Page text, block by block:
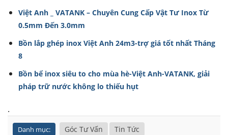
Việt Anh _ VATANK – Chuyên Cung Cấp Vật Tư Inox Từ
0.5mm Đến 3.0mm
Bồn lắp ghép inox Việt Anh 24m3-trợ giá tốt nhất Tháng
8
Bồn bể inox siêu to cho mùa hè-Việt Anh-VATANK, giải
pháp trữ nước không lo thiếu hụt
.
Danh mục: Góc Tư Vấn Tin Tức